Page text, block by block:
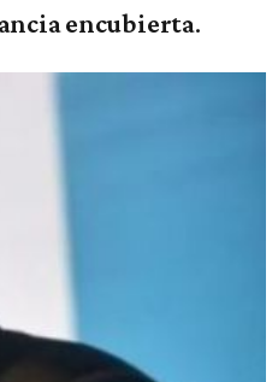
encubierta.